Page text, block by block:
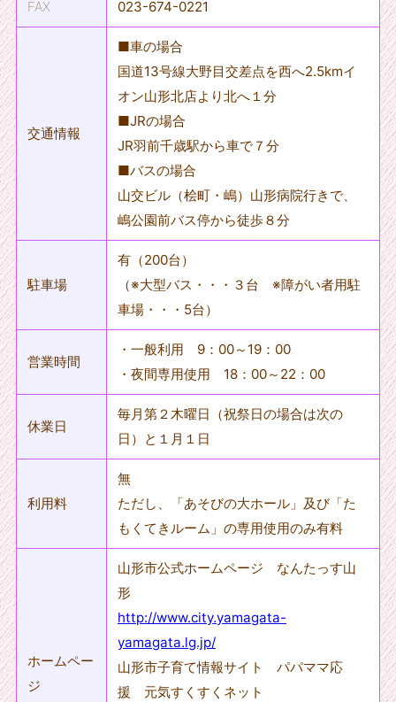
FAX 023-674-0221
交通情報
■車の場合
国道13号線大野目交差点を西へ2.5kmイ
オン山形北店より北へ１分
■JRの場合
JR羽前千歳駅から車で７分
■バスの場合
山交ビル（桧町・嶋）山形病院行きで、
嶋公園前バス停から徒歩８分
駐車場
有（200台）
（※大型バス・・・３台 ※障がい者用駐
車場・・・5台）
営業時間
・一般利用 9：00～19：00
・夜間専用使用 18：00～22：00
休業日
毎月第２木曜日（祝祭日の場合は次の
日）と１月１日
利用料
無
ただし、「あそびの大ホール」及び「た
もくてきルーム」の専用使用のみ有料
ホームペー
ジ
山形市公式ホームページ なんたっす山
形
http://www.city.yamagata-
yamagata.lg.jp/
山形市子育て情報サイト パパママ応
援 元気すくすくネット